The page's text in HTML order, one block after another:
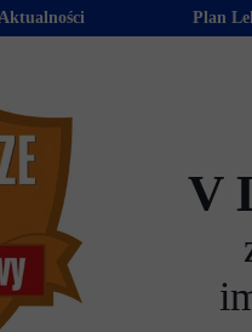
V
Plan